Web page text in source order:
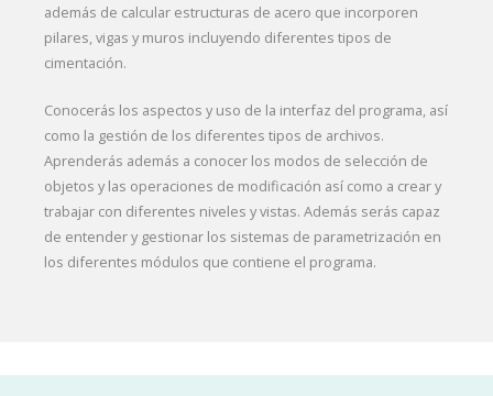
además de calcular estructuras de acero que incorporen
pilares, vigas y muros incluyendo diferentes tipos de
cimentación.
Conocerás los aspectos y uso de la interfaz del programa, así
como la gestión de los diferentes tipos de archivos.
Aprenderás además a conocer los modos de selección de
objetos y las operaciones de modificación así como a crear y
trabajar con diferentes niveles y vistas. Además serás capaz
de entender y gestionar los sistemas de parametrización en
los diferentes módulos que contiene el programa.